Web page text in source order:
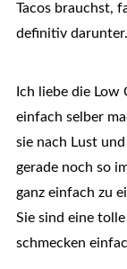
Tacos brauchst,
definitiv darunter.
Ich liebe die Low
einfach selber
sie nach Lust
gerade noch so
ganz einfach zu
Sie sind eine
schmecken